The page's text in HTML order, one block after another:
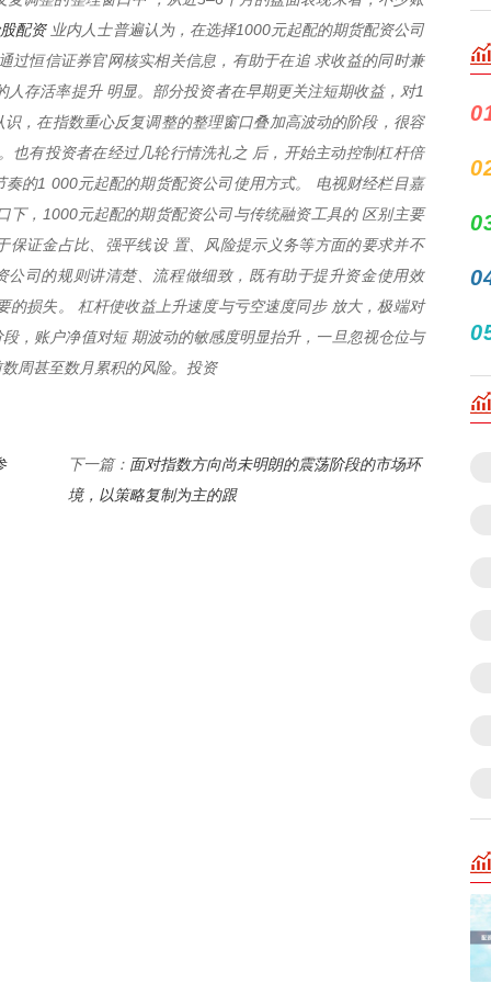
配资业内人士普遍认为，在选择1000元起配的期货配资公司
过恒信证券官网核实相关信息，有助于在追 求收益的同时兼
存活率提升 明显。部分投资者在早期更关注短期收益，对1
，在指数重心反复调整的整理窗口叠加高波动的阶段，很容
也有投资者在经过几轮行情洗礼之 后，开始主动控制杠杆倍
的1 000元起配的期货配资公司使用方式。 电视财经栏目嘉
下，1000元起配的期货配资公司与传统融资工具的 区别主要
证金占比、强平线设 置、风险提示义务等方面的要求并不
司的规则讲清楚、流程做细致，既有助于提升资金使用效
损失。 杠杆使收益上升速度与亏空速度同步 放大，极端对
，账户净值对短 期波动的敏感度明显抬升，一旦忽视仓位与
周甚至数月累积的风险。投资
下一篇： 面对指数方向尚未明朗的震荡阶段的市场环
境，以策略复制为主的跟